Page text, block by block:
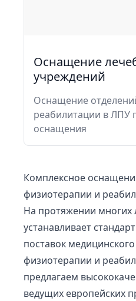
Оснащение
учреждений
Оснащение
реабилитации в ЛПУ
оснащения
Комплексное
физиотерапии и
На протяжении многих
устанавливает
поставок
физиотерапии и
предлагаем
ведущих европейских